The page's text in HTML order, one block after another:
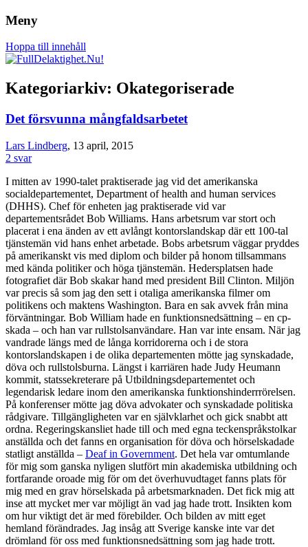
FullDelaktighet.Nu!
funktionsförmåga.
Meny
Hoppa till innehåll
Kategoriarkiv: Okategoriserade
Det försvunna mångfaldsarbetet
Lars Lindberg, 13 april, 2015
2 svar
I mitten av 1990-talet praktiserade jag vid det amerikanska
socialdepartementet, Department of health and human services
(DHHS). Chef för enheten jag praktiserade vid var
departementsrådet Bob Williams. Hans arbetsrum var stort och
placerat i ena änden av ett avlångt kontorslandskap där ett 100-tal
tjänstemän vid hans enhet arbetade. Bobs arbetsrum väggar pryddes
på amerikanskt vis med diplom och bilder på honom tillsammans
med kända politiker och höga tjänstemän. Hedersplatsen hade
fotografiet där Bob skakar hand med president Bill Clinton. Miljön
var precis så som jag den sett i otaliga amerikanska filmer om
politikens och maktens Washington. Bara en sak avvek från mina
förväntningar. Bob William hade en funktionsnedsättning – en cp-
skada – och han var rullstolsanvändare. Han var inte ensam. När jag
vandrade längs med de långa korridorerna och i de stora
kontorslandskapen i de olika departementen mötte jag synskadade,
döva och rullstolsburna. Längst i karriären hade Judy Heumann
kommit, statssekreterare på Utbildningsdepartementet och
legendarisk ledare inom den amerikanska funktionshinderrrörelsen.
På konferenser mötte jag döva advokater och synskadade politiska
rådgivare. Tillgängligheten var en självklarhet och gick snabbt att
ordna. Regeringskansliet hade till och med egna teckenspråkstolkar
anställda och det fanns en organisation för döva och hörselskadade
statligt anställda – Deaf in Government. Det hela var omtumlande
för mig som ganska nyligen slutfört min akademiska utbildning och
fortfarande oroade mig för om det överhuvudtaget fanns plats för
mig med en grav hörselskada på arbetsmarknaden. Det fick mig att
inse att mycket mer var möjligt än vad jag hade trott. Insikten kom
om hur viktigt det är med förebilder. Och bilden av mitt eget
hemland förändrades. Jag insåg att Sverige kanske inte var det
drömland för oss med funktionsnedsättning som jag hade trott.